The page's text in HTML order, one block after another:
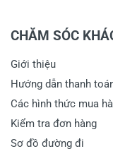
CHĂM SÓC
Giới thiệu
Hướng dẫn thanh
Các hình thức mua
Kiểm tra đơn hàng
Sơ đồ đường đi